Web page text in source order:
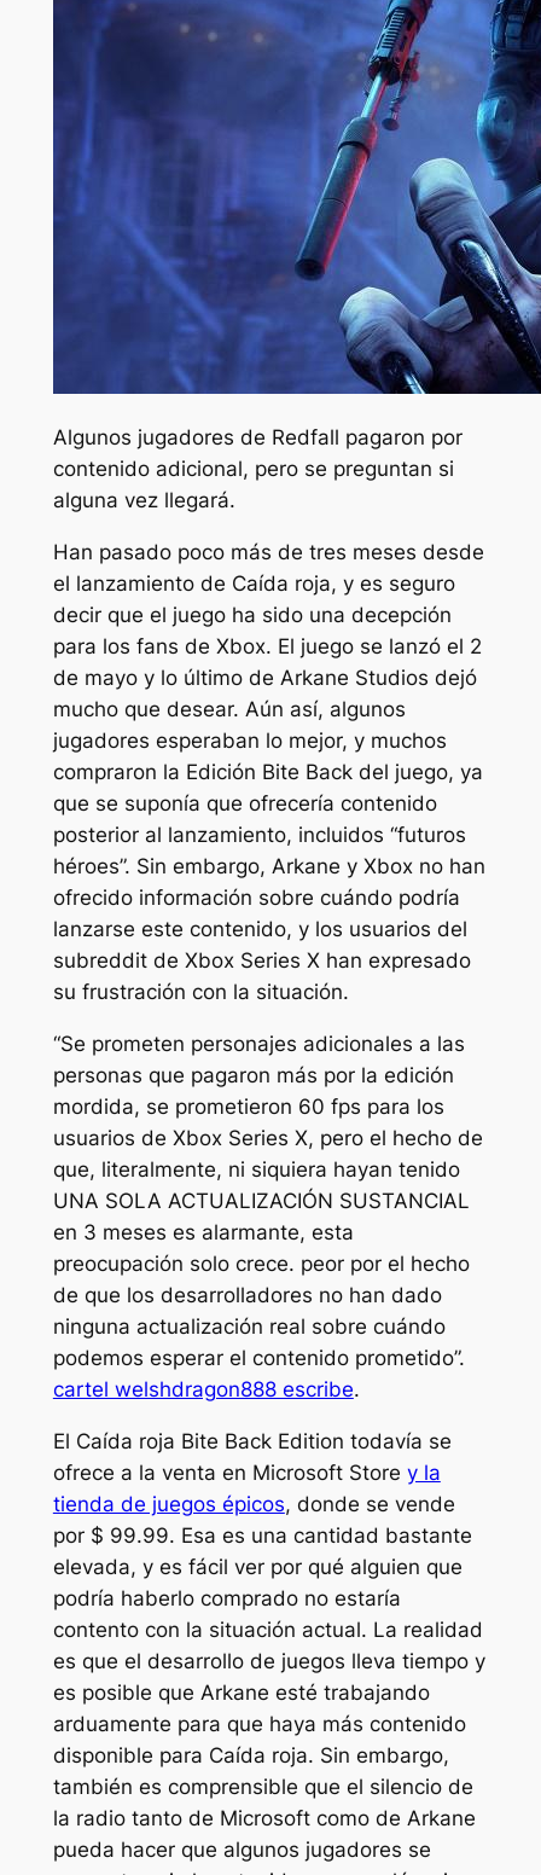
Algunos jugadores de Redfall pagaron por
contenido adicional, pero se preguntan si
alguna vez llegará.
Han pasado poco más de tres meses desde
el lanzamiento de Caída roja, y es seguro
decir que el juego ha sido una decepción
para los fans de Xbox. El juego se lanzó el 2
de mayo y lo último de Arkane Studios dejó
mucho que desear. Aún así, algunos
jugadores esperaban lo mejor, y muchos
compraron la Edición Bite Back del juego, ya
que se suponía que ofrecería contenido
posterior al lanzamiento, incluidos “futuros
héroes”. Sin embargo, Arkane y Xbox no han
ofrecido información sobre cuándo podría
lanzarse este contenido, y los usuarios del
subreddit de Xbox Series X han expresado
su frustración con la situación.
“Se prometen personajes adicionales a las
personas que pagaron más por la edición
mordida, se prometieron 60 fps para los
usuarios de Xbox Series X, pero el hecho de
que, literalmente, ni siquiera hayan tenido
UNA SOLA ACTUALIZACIÓN SUSTANCIAL
en 3 meses es alarmante, esta
preocupación solo crece. peor por el hecho
de que los desarrolladores no han dado
ninguna actualización real sobre cuándo
podemos esperar el contenido prometido”.
cartel welshdragon888 escribe.
El Caída roja Bite Back Edition todavía se
ofrece a la venta en Microsoft Store y la
tienda de juegos épicos, donde se vende
por $ 99.99. Esa es una cantidad bastante
elevada, y es fácil ver por qué alguien que
podría haberlo comprado no estaría
contento con la situación actual. La realidad
es que el desarrollo de juegos lleva tiempo y
es posible que Arkane esté trabajando
arduamente para que haya más contenido
disponible para Caída roja. Sin embargo,
también es comprensible que el silencio de
la radio tanto de Microsoft como de Arkane
pueda hacer que algunos jugadores se